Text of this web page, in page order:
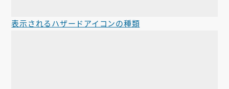
表示されるハザードアイコンの種類